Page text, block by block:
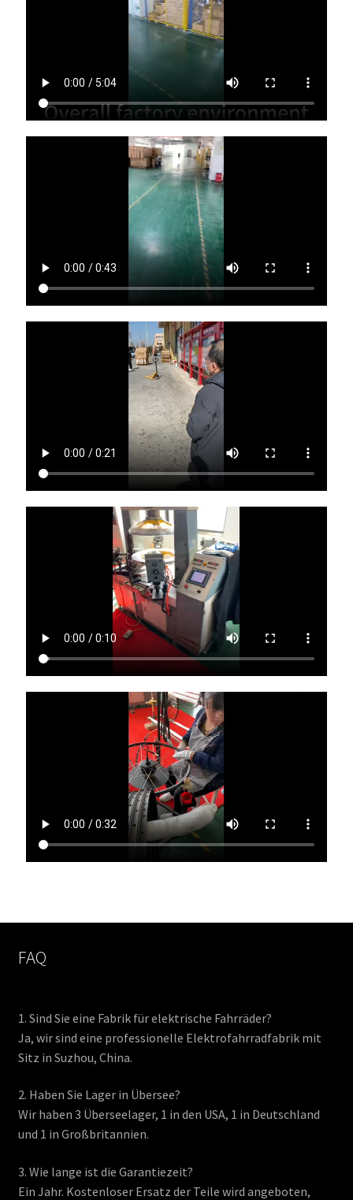
FAQ
1. Sind Sie eine Fabrik für elektrische Fahrräder?
Ja, wir sind eine professionelle Elektrofahrradfabrik mit
Sitz in Suzhou, China.
2. Haben Sie Lager in Übersee?
Wir haben 3 Überseelager, 1 in den USA, 1 in Deutschland
und 1 in Großbritannien.
3. Wie lange ist die Garantiezeit?
Ein Jahr. Kostenloser Ersatz der Teile wird angeboten,